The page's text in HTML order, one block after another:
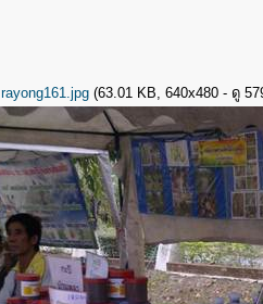
rayong161.jpg (63.01 KB, 640x480 - ดู